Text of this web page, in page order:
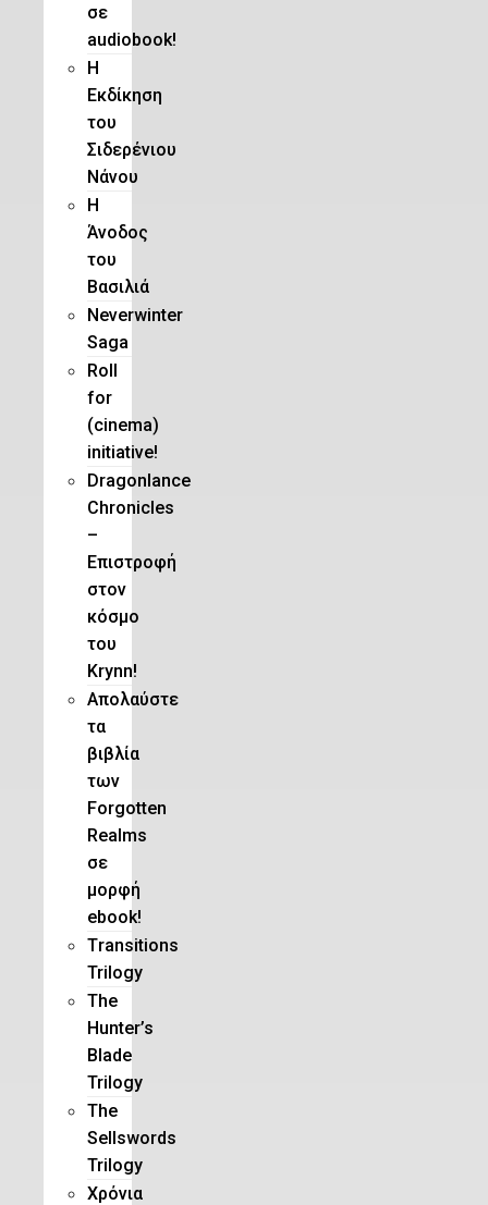
σε
audiobook!
Η
Εκδίκηση
του
Σιδερένιου
Νάνου
Η
Άνοδος
του
Βασιλιά
Neverwinter
Saga
Roll
for
(cinema)
initiative!
Dragonlance
Chronicles
–
Eπιστροφή
στον
κόσμο
του
Krynn!
Απολαύστε
τα
βιβλία
των
Forgotten
Realms
σε
μορφή
ebook!
Τransitions
Trilogy
The
Hunter’s
Blade
Trilogy
Τhe
Sellswords
Trilogy
Χρόνια